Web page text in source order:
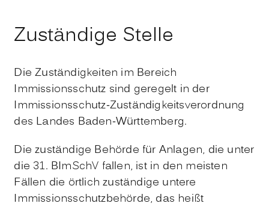
Zuständige Stelle
Die Zuständigkeiten im Bereich
Immissionsschutz sind geregelt in der
Immissionsschutz-Zuständigkeitsverordnung
des Landes Baden-Württemberg.
Die zuständige Behörde für Anlagen, die unter
die 31. BImSchV fallen, ist in den meisten
Fällen die örtlich zuständige untere
Immissionsschutzbehörde, das heißt